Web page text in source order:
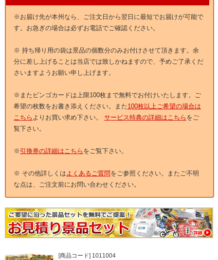
※お届け先が本州なら、ご注文日から翌日に最短でお届けが可能で
す。お急ぎの場合は必ずお電話でご確認ください。
※ 持ち帰り用の袋は景品の個数分のみお付けさせて頂きます。余
分に差し上げることは当店では致しかねますので、予めご了承くだ
さいますようお願い申し上げます。
※またビンゴカードは上限100枚まで無料でお付けいたします。ご
希望の枚数をお書き添えください。また100枚以上ご希望の場合は
こちら よりお買い求め下さい。 サービス特典の詳細はこちら をご
覧下さい。
※ 引換券の詳細はこちら をご覧下さい。
※ その他詳しくはよくあるご質問をご参照ください。またご不明
な点は、ご注文前にお問い合わせください。
[商品コード] 1011004